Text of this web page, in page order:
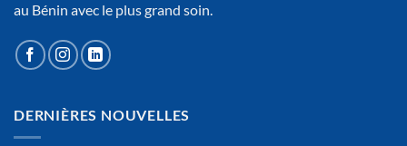
au Bénin avec le plus grand soin.
DERNIÈRES NOUVELLES